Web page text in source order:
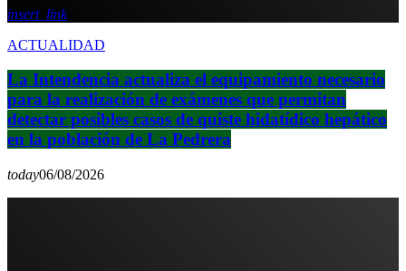
insert_link
ACTUALIDAD
La Intendencia actualiza el equipamiento necesario
para la realización de exámenes que permitan
detectar posibles casos de quiste hidatídico hepático
en la población de La Pedrera
today06/08/2026